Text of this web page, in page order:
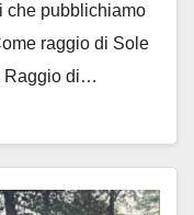
che pubblichiamo
raggio di Sole
Raggio di…